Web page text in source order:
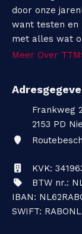
door onze
want testen en
met alles wat
Meer Over
Frankweg
2153 PD
KVK:
BTW nr.:
IBAN:
SWIFT: